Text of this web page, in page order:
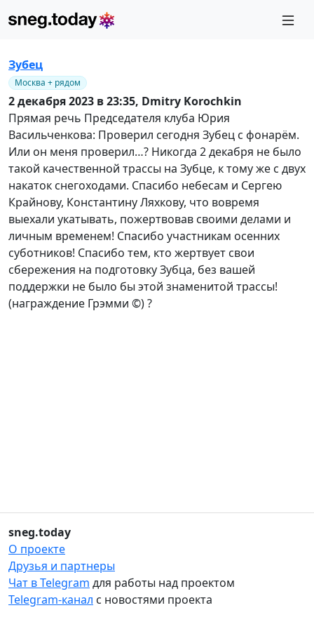
Зубец
Москва + рядом
2 декабря 2023 в 23:35, Dmitry Korochkin
Прямая речь Председателя клуба Юрия
Васильченкова: Проверил сегодня Зубец с фонарём.
Или он меня проверил…? Никогда 2 декабря не было
такой качественной трассы на Зубце, к тому же с двух
накаток снегоходами. Спасибо небесам и Сергею
Крайнову, Константину Ляхкову, что вовремя
выехали укатывать, пожертвовав своими делами и
личным временем! Спасибо участникам осенних
суботников! Спасибо тем, кто жертвует свои
сбережения на подготовку Зубца, без вашей
поддержки не было бы этой знаменитой трассы!
(награждение Грэмми ©) ?
sneg.today
О проекте
Друзья и партнеры
Чат в Telegram для работы над проектом
Telegram-канал с новостями проекта